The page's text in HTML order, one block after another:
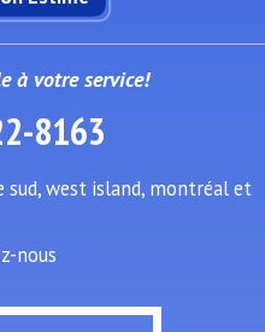
à votre service!
8163
sud, west island, montréal et
nous